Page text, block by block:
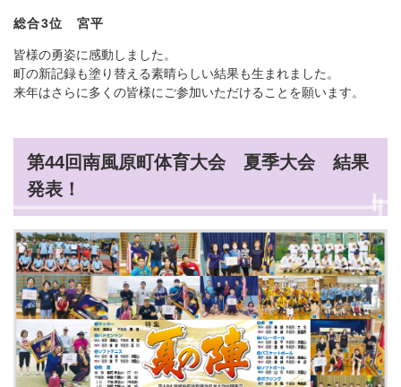
総合3位 宮平
皆様の勇姿に感動しました。
町の新記録も塗り替える素晴らしい結果も生まれました。
来年はさらに多くの皆様にご参加いただけることを願います。
第44回南風原町体育大会 夏季大会 結果
発表！